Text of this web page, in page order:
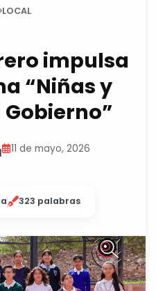
LOCAL
impulsa
“Niñas y
Gobierno”
11 de mayo, 2026
323 palabras